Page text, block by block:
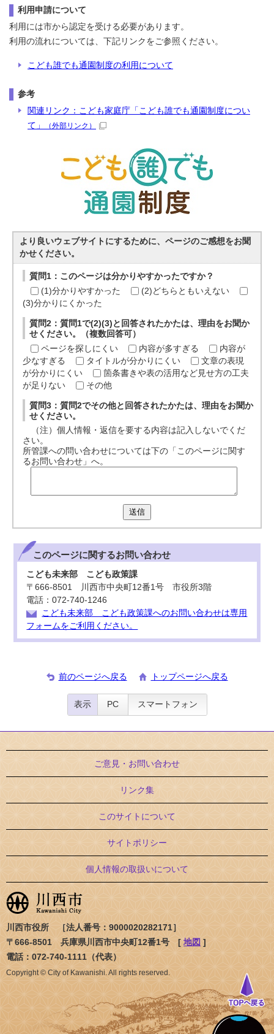
利用申請について
利用には市から認定を受ける必要があります。
利用の流れについては、下記リンクをご参照ください。
こども誰でも通園制度の利用について
参考
関連リンク：こども家庭庁「こども誰でも通園制度につい
て」
（外部リンク）
より良いウェブサイトにするために、ページのご感想をお聞
かせください。
質問1：このページは分かりやすかったですか？
(1)分かりやすかった
(2)どちらともいえない
(3)分かりにくかった
質問2：質問1で(2)(3)と回答されたかたは、理由をお聞か
せください。（複数回答可）
ページを探しにくい
内容が多すぎる
内容が
少なすぎる
タイトルが分かりにくい
文章の表現
が分かりにくい
箇条書きや表の活用など見せ方の工夫
が足りない
その他
質問3：質問2でその他と回答されたかたは、理由をお聞か
せください。
（注）個人情報・返信を要する内容は記入しないでくだ
さい。
所管課への問い合わせについては下の「このページに関す
るお問い合わせ」へ。
送信
このページに関するお問い合わせ
こども未来部 こども政策課
〒666-8501 川西市中央町12番1号 市役所3階
電話：072-740-1246
こども未来部 こども政策課へのお問い合わせは専用
フォームをご利用ください。
前のページへ戻る トップページへ戻る
表示 PC スマートフォン
ご意見・お問い合わせ
リンク集
このサイトについて
サイトポリシー
個人情報の取扱いについて
川西市役所 ［法人番号：9000020282171］
〒666-8501 兵庫県川西市中央町12番1号 [ 地図 ]
電話：072-740-1111（代表）
Copyright © City of Kawanishi. All rights reserved.